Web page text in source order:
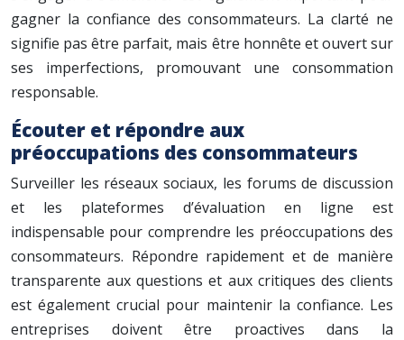
gagner la confiance des consommateurs. La clarté ne
signifie pas être parfait, mais être honnête et ouvert sur
ses imperfections, promouvant une consommation
responsable.
Écouter et répondre aux
préoccupations des consommateurs
Surveiller les réseaux sociaux, les forums de discussion
et les plateformes d’évaluation en ligne est
indispensable pour comprendre les préoccupations des
consommateurs. Répondre rapidement et de manière
transparente aux questions et aux critiques des clients
est également crucial pour maintenir la confiance. Les
entreprises doivent être proactives dans la